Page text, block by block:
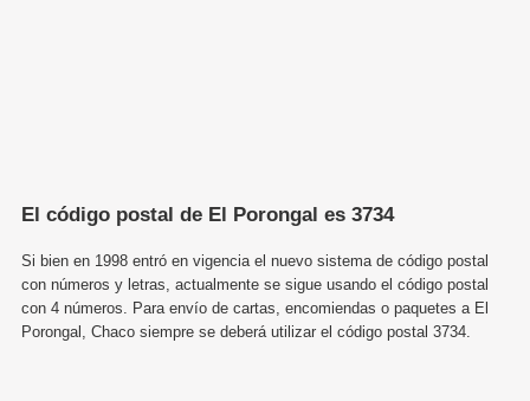
El código postal de El Porongal es 3734
Si bien en 1998 entró en vigencia el nuevo sistema de código postal
con números y letras, actualmente se sigue usando el código postal
con 4 números. Para envío de cartas, encomiendas o paquetes a El
Porongal, Chaco siempre se deberá utilizar el código postal 3734.